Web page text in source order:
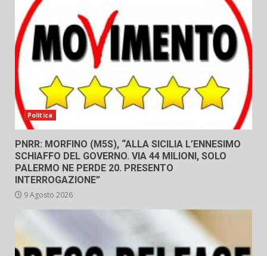
Politica
PNRR: MORFINO (M5S), “ALLA SICILIA L’ENNESIMO
SCHIAFFO DEL GOVERNO. VIA 44 MILIONI, SOLO
PALERMO NE PERDE 20. PRESENTO
INTERROGAZIONE”
9 Agosto 2026